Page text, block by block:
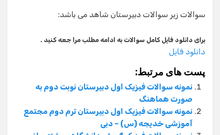
سوالات زیر سوالات دبیرستان شاهد می باشد:
برای دانلود فایل کامل سوالات به ادامه مطلب مرا جعه کنید .
دانلود فایل
پست های مرتبط:
نمونه سوالات فیزیک اول دبیرستان نوبت دوم به
صورت هماهنگ
نمونه سوالات فیزیک اول دبیرستان ترم دوم مجتمع
آموزشی خدیجه (س) – دبی